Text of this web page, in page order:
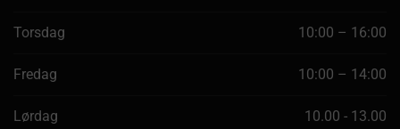
Torsdag 10:00 – 16:00
Fredag 10:00 – 14:00
Lørdag 10.00 - 13.00